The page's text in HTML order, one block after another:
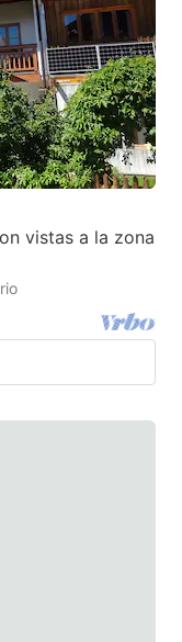
vistas a la zona